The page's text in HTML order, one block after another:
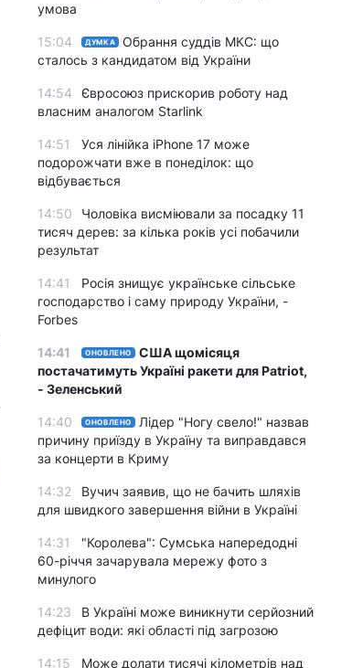
умова
15:04 ДУМКА
Обрання суддів МКС: що
сталось з кандидатом від України
14:54
Євросоюз прискорив роботу над
власним аналогом Starlink
14:51
Уся лінійка iPhone 17 може
подорожчати вже в понеділок: що
відбувається
14:50
Чоловіка висміювали за посадку 11
тисяч дерев: за кілька років усі побачили
результат
14:41
Росія знищує українське сільське
господарство і саму природу України, -
Forbes
14:41 ОНОВЛЕНО
США щомісяця
постачатимуть Україні ракети для Patriot,
- Зеленський
14:40 ОНОВЛЕНО
Лідер "Ногу свело!" назвав
причину приїзду в Україну та виправдався
за концерти в Криму
14:32
Вучич заявив, що не бачить шляхів
для швидкого завершення війни в Україні
14:31
"Королева": Сумська напередодні
60-річчя зачарувала мережу фото з
минулого
14:23
В Україні може виникнути серйозний
дефіцит води: які області під загрозою
14:15
Може долати тисячі кілометрів над